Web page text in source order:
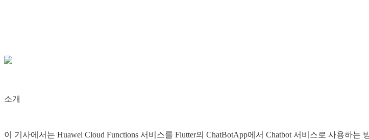
소개
이 기사에서는 Huawei Cloud Functions 서비스를 Flutter의 ChatBotApp에서 Chatbot 서비스로 사용하